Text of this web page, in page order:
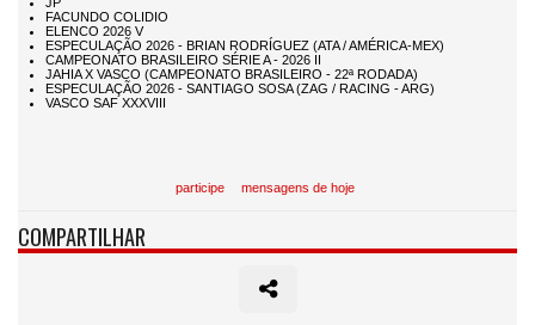
participe mensagens de hoje
COMPARTILHAR